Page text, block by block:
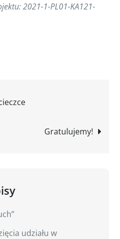
2021-1-PL01-KA121-
Gratulujemy!
udziału w